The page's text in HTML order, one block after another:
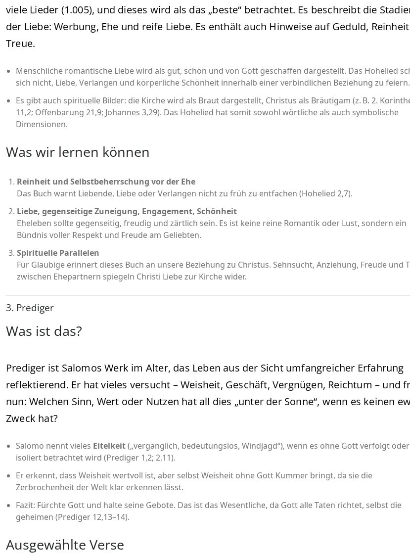
viele Lieder (1.005), und dieses wird als das „beste“ betrachtet. Es beschreibt die
der Liebe: Werbung, Ehe und reife Liebe. Es enthält auch Hinweise auf Geduld,
Treue.
Menschliche romantische Liebe wird als gut, schön und von Gott geschaffen dargestellt. Das Hohelied
sich nicht, Liebe, Verlangen und körperliche Schönheit innerhalb einer verbindlichen Beziehung zu feiern.
Es gibt auch spirituelle Bilder: die Kirche wird als Braut dargestellt, Christus als Bräutigam (z. B. 2.
11,2; Offenbarung 21,9; Johannes 3,29). Das Hohelied hat somit sowohl wörtliche als auch symbolische
Dimensionen.
Was wir lernen können
Reinheit und Selbstbeherrschung vor der Ehe
Das Buch warnt Liebende, Liebe oder Verlangen nicht zu früh zu entfachen (Hohelied 2,7).
Liebe, gegenseitige Zuneigung, Engagement, Schönheit
Eheleben sollte gegenseitig, freudig und zärtlich sein. Es ist keine reine Romantik oder Lust, sondern ein
Bündnis voller Respekt und Freude am Geliebten.
Spirituelle Parallelen
Für Gläubige erinnert dieses Buch an unsere Beziehung zu Christus. Sehnsucht, Anziehung, Freude und
zwischen Ehepartnern spiegeln Christi Liebe zur Kirche wider.
3. Prediger
Was ist das?
Prediger ist Salomos Werk im Alter, das Leben aus der Sicht umfangreicher Erfahrung
reflektierend. Er hat vieles versucht – Weisheit, Geschäft, Vergnügen, Reichtum – und
nun: Welchen Sinn, Wert oder Nutzen hat all dies „unter der Sonne“, wenn es keinen
Zweck hat?
Salomo nennt vieles Eitelkeit(„vergänglich, bedeutungslos, Windjagd“), wenn es ohne Gott verfolgt oder
isoliert betrachtet wird (Prediger 1,2; 2,11).
Er erkennt, dass Weisheit wertvoll ist, aber selbst Weisheit ohne Gott Kummer bringt, da sie die
Zerbrochenheit der Welt klar erkennen lässt.
Fazit: Fürchte Gott und halte seine Gebote. Das ist das Wesentliche, da Gott alle Taten richtet, selbst die
geheimen (Prediger 12,13–14).
Ausgewählte Verse